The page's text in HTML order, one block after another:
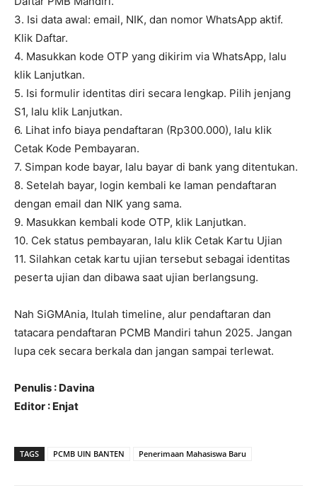
3. Isi data awal: email, NIK, dan nomor WhatsApp aktif.
Klik Daftar.
4. Masukkan kode OTP yang dikirim via WhatsApp, lalu
klik Lanjutkan.
5. Isi formulir identitas diri secara lengkap. Pilih jenjang
S1, lalu klik Lanjutkan.
6. Lihat info biaya pendaftaran (Rp300.000), lalu klik
Cetak Kode Pembayaran.
7. Simpan kode bayar, lalu bayar di bank yang ditentukan.
8. Setelah bayar, login kembali ke laman pendaftaran
dengan email dan NIK yang sama.
9. Masukkan kembali kode OTP, klik Lanjutkan.
10. Cek status pembayaran, lalu klik Cetak Kartu Ujian
11. Silahkan cetak kartu ujian tersebut sebagai identitas
peserta ujian dan dibawa saat ujian berlangsung.
Nah SiGMAnia, Itulah timeline, alur pendaftaran dan
tatacara pendaftaran PCMB Mandiri tahun 2025. Jangan
lupa cek secara berkala dan jangan sampai terlewat.
Penulis : Davina
Editor : Enjat
TAGS PCMB UIN BANTEN Penerimaan Mahasiswa Baru